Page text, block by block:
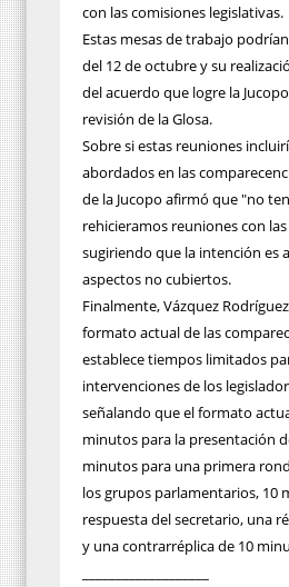
con las comisiones legislativas.
Estas mesas de trabajo
del 12 de octubre y su
del acuerdo que logre la
revisión de la Glosa.
Sobre si estas reuniones
abordados en las
de la Jucopo afirmó que "no
rehicieramos reuniones con
sugiriendo que la intención es
aspectos no cubiertos.
Finalmente, Vázquez
formato actual de las
establece tiempos limitados
intervenciones de los
señalando que el formato
minutos para la presentación
minutos para una primera
los grupos parlamentarios, 10
respuesta del secretario, una
y una contrarréplica de 10